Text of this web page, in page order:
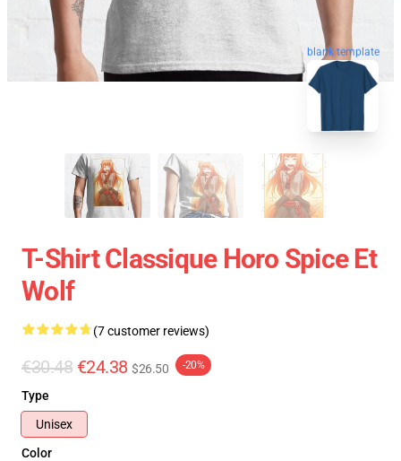
blank template
T-Shirt Classique Horo Spice Et
Wolf
(7 customer reviews)
€30.48 €24.38 $26.50 -20%
Type
Unisex
Color